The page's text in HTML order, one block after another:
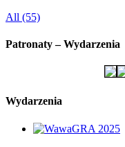
All (55)
Patronaty – Wydarzenia
Wydarzenia